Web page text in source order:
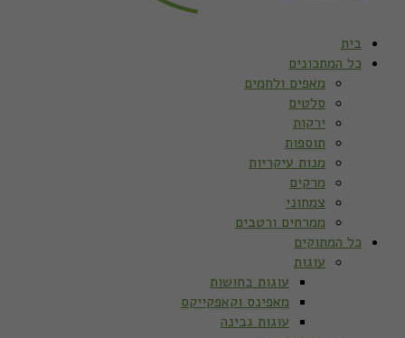
בית
כל המתכונים
מאפים ולחמים
סלטים
ירקות
תוספות
מנות עיקריות
מרקים
צמחוני
ממרחים ורטבים
כל המתוקים
עוגות
עוגות בחושות
מאפינס וקאפקייקס
עוגות גבינה